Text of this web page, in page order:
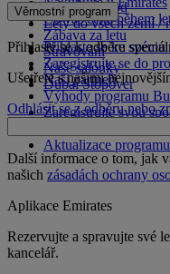
Blízký východ
Lety do všech zemí /
Co vás čeká během
Zábava za letu
Stravování
Naše salónky
Dubai Stopover
Věrnostní program
Přihlaste se ke
Zaregistrujte se do
Naši partneři
Výhody programu
Zaregistrujte svou
Pravidla programu
Aktualizace
Přihlaste se k odběru
Ušetřete s našimi
Odhlásit se z odběru nebo
Další informace o tom, jak
našich zásadách ochrany
Aplikace Emirates
Rezervujte a spravujte své
kancelář.